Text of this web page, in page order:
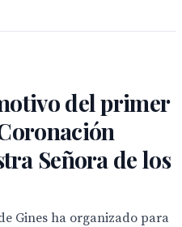
del primer
Señora de los
Gines ha organizado para